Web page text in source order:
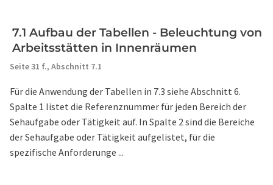
7.1 Aufbau der Tabellen - Beleuchtung von
Arbeitsstätten in Innenräumen
Seite 31 f., Abschnitt 7.1
Für die Anwendung der Tabellen in 7.3 siehe Abschnitt 6.
Spalte 1 listet die Referenznummer für jeden Bereich der
Sehaufgabe oder Tätigkeit auf. In Spalte 2 sind die Bereiche
der Sehaufgabe oder Tätigkeit aufgelistet, für die
spezifische Anforderunge ...